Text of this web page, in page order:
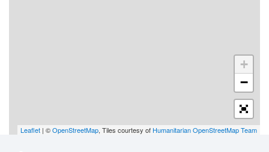
+
−
Leaflet | ©OpenStreetMap, Tiles courtesy of Humanitarian OpenStreetMap Team